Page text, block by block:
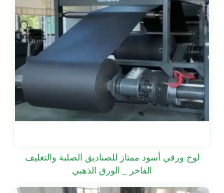
لوح ورقي أسود ممتاز للصناديق الصلبة والتغليف
الفاخر _ الورق الذهبي